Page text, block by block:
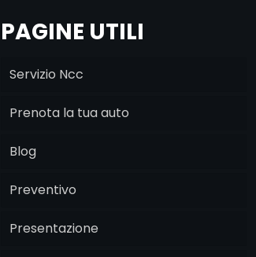
PAGINE UTILI
Servizio Ncc
Prenota la tua auto
Blog
Preventivo
Presentazione